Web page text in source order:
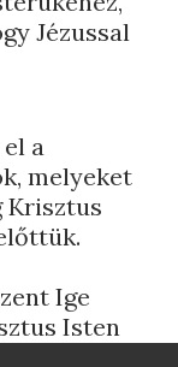
Jézussal
a
melyeket
Krisztus
Ige
Isten